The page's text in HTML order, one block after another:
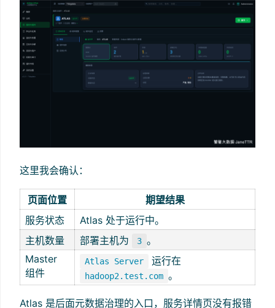
这里我会确认：
页面位置
期望结果
服务状态
Atlas 处于运行中。
主机数量
部署主机为 3 。
Master
组件
Atlas Server 运行在
hadoop2.test.com 。
Atlas 是后面元数据治理的入口，服务详情页没有报错